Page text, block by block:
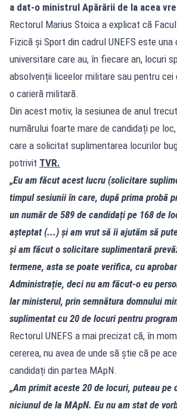
a dat-o ministrul Apărării de la acea
Rectorul Marius Stoica a explicat că
Fizică și Sport din cadrul UNEFS este
universitare care au, în fiecare an, locuri
absolvenții liceelor militare sau pentru cei
o carieră militară.
Din acest motiv, la sesiunea de anul
numărului foarte mare de candidați pe
care a solicitat suplimentarea locurilor
potrivit TVR.
„Eu am făcut acest lucru (solicitare
timpul sesiunii în care, după prima probă
un număr de 589 de candidați pe 168 de
așteptat (...) și am vrut să îi ajutăm să
și am făcut o solicitare suplimentară
termene, asta se poate verifica, cu
Administrație, deci nu am făcut-o eu
Iar ministerul, prin semnătura domnului
suplimentat cu 20 de locuri pentru
Rectorul UNEFS a mai precizat că, în
cererea, nu avea de unde să știe că pe
candidați din partea MApN.
„Am primit aceste 20 de locuri, puteau pe
niciunul de la MApN. Eu nu am stat de